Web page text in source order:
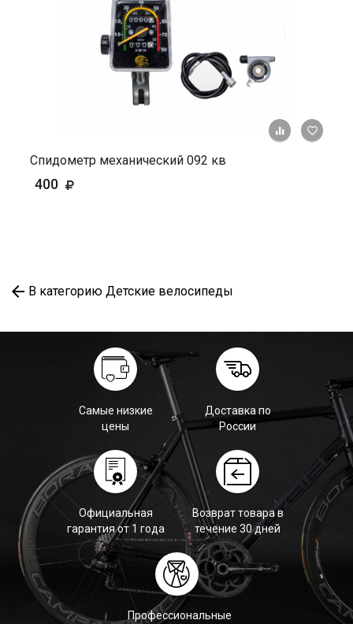
+ К
Спидометр механический 092 кв
400
В категорию Детские велосипеды
Самые низкие
цены
Доставка по
России
Официальная
гарантия от 1 года
Возврат товара в
течение 30 дней
Профессиональные